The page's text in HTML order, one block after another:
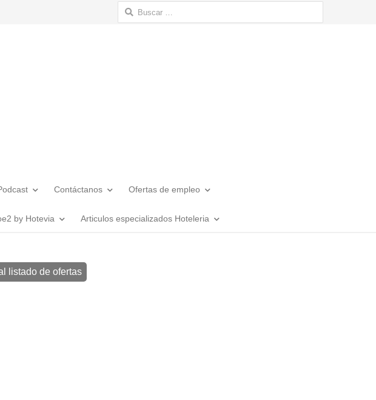
Buscar:
Contáctanos Ofertas de empleo
by Hotevia Articulos especializados Hoteleria
listado de ofertas